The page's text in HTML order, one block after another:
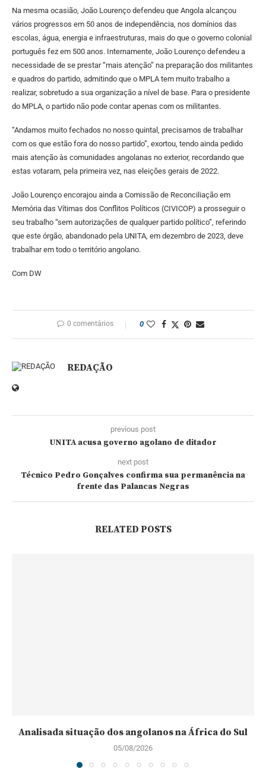
Na mesma ocasião, João Lourenço defendeu que Angola alcançou
vários progressos em 50 anos de independência, nos domínios das
escolas, água, energia e infraestruturas, mais do que o governo colonial
português fez em 500 anos. Internamente, João Lourenço defendeu a
necessidade de se prestar “mais atenção” na preparação dos militantes
e quadros do partido, admitindo que o MPLA tem muito trabalho a
realizar, sobretudo a sua organização a nível de base. Para o presidente
do MPLA, o partido não pode contar apenas com os militantes.
“Andamos muito fechados no nosso quintal, precisamos de trabalhar
com os que estão fora do nosso partido”, exortou, tendo ainda pedido
mais atenção às comunidades angolanas no exterior, recordando que
estas votaram, pela primeira vez, nas eleições gerais de 2022.
João Lourenço encorajou ainda a Comissão de Reconciliação em
Memória das Vítimas dos Conflitos Políticos (CIVICOP) a prosseguir o
seu trabalho “sem autorizações de qualquer partido político”, referindo
que este órgão, abandonado pela UNITA, em dezembro de 2023, deve
trabalhar em todo o território angolano.
Com DW
0 comentários 0
REDAÇÃO
previous post
UNITA acusa governo agolano de ditador
next post
Técnico Pedro Gonçalves confirma sua permanência na
frente das Palancas Negras
RELATED POSTS
Analisada situação dos angolanos na África do Sul
05/08/2026